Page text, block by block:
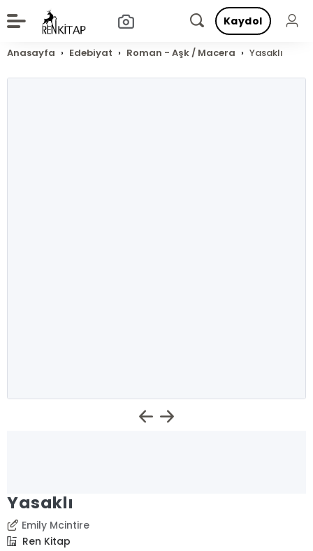
Kaydol
Anasayfa Edebiyat Roman - Aşk / Macera Yasaklı
Yasaklı
Emily Mcintire
Ren Kitap